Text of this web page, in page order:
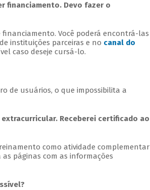
financiamento. Devo fazer o
Você poderá encontrá-las
instituições parceiras e no canal do
caso deseje cursá-lo.
de usuários, o que impossibilita a
Receberei certificado ao
como atividade complementar
páginas com as informações